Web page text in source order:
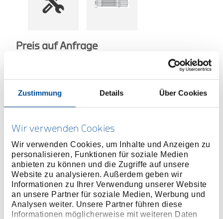
Zustimmung Details Über Cookies
Wir verwenden Cookies
Wir verwenden Cookies, um Inhalte und Anzeigen zu
personalisieren, Funktionen für soziale Medien
anbieten zu können und die Zugriffe auf unsere
Website zu analysieren. Außerdem geben wir
Informationen zu Ihrer Verwendung unserer Website
an unsere Partner für soziale Medien, Werbung und
Analysen weiter. Unsere Partner führen diese
Informationen möglicherweise mit weiteren Daten
Preis auf Anfrage
TECHNISCHER
MEHR INFORMATIONEN ÜBER
HOCHMOMENTWERKZEUGE
Produktlinie
Produktbeschreibung